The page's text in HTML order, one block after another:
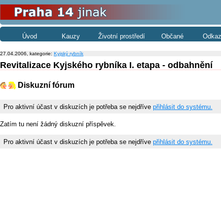
Úvod Kauzy Životní prostředí Občané
27.04.2006, kategorie: Kyjský rybník
Revitalizace Kyjského rybníka I. etapa - odbahnění
Diskuzní fórum
Pro aktivní účast v diskuzích je potřeba se nejdříve přihlásit do systému.
Zatím tu není žádný diskuzní příspěvek.
Pro aktivní účast v diskuzích je potřeba se nejdříve přihlásit do systému.